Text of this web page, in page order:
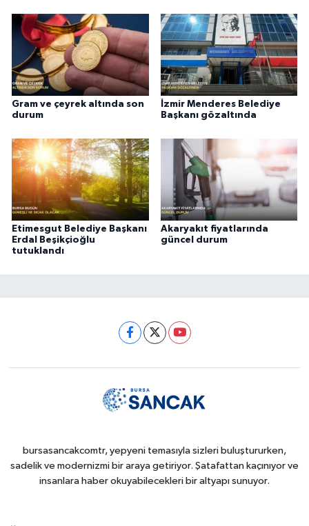
Gram ve çeyrek altında son
durum
İzmir Menderes Belediye
Başkanı gözaltında
Etimesgut Belediye Başkanı
Erdal Beşikçioğlu
tutuklandı
Akaryakıt fiyatlarında
güncel durum
bursasancakcomtr, yepyeni temasıyla sizleri buluştururken,
sadelik ve modernizmi bir araya getiriyor. Şatafattan kaçınıyor ve
insanlara haber okuyabilecekleri bir altyapı sunuyor.